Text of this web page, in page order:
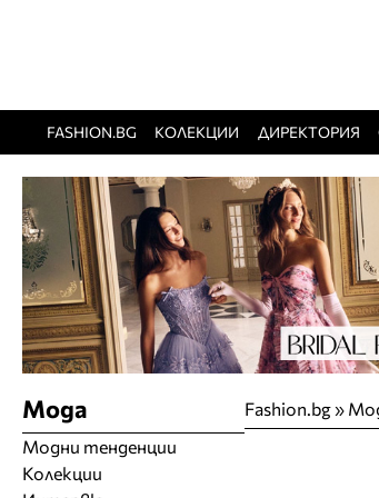
FASHION.BG КОЛЕКЦИИ ДИРЕКТОРИЯ
Fashion.bg»
Мода
Модни тенденции
Колекции